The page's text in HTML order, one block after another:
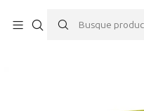
8 años